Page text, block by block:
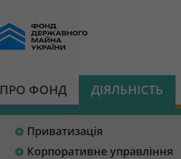
ПРО ФОНД ДІЯЛЬНІСТЬ
Приватизація
Корпоративне управління